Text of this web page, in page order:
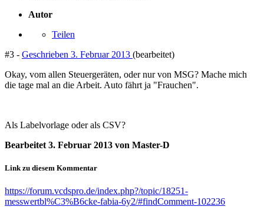
Autor
Teilen
#3 - Geschrieben 3. Februar 2013 (bearbeitet)
Okay, vom allen Steuergeräten, oder nur von MSG? Mache mich
die tage mal an die Arbeit. Auto fährt ja "Frauchen".
Als Labelvorlage oder als CSV?
Bearbeitet 3. Februar 2013 von Master-D
Link zu diesem Kommentar
https://forum.vcdspro.de/index.php?/topic/18251-
messwertbl%C3%B6cke-fabia-6y2/#findComment-102236